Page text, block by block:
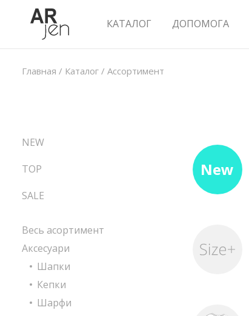
КАТАЛОГ ДОПОМОГА
Главная / Каталог / Ассортимент
New
NEW
TOP
SALE
Весь асортимент
Аксесуари
Шапки
Кепки
Шарфи